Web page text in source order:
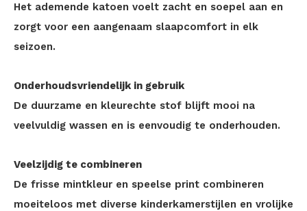
Het ademende katoen voelt zacht en soepel aan en
zorgt voor een aangenaam slaapcomfort in elk
seizoen.
Onderhoudsvriendelijk in gebruik
De duurzame en kleurechte stof blijft mooi na
veelvuldig wassen en is eenvoudig te onderhouden.
Veelzijdig te combineren
De frisse mintkleur en speelse print combineren
moeiteloos met diverse kinderkamerstijlen en vrolijke